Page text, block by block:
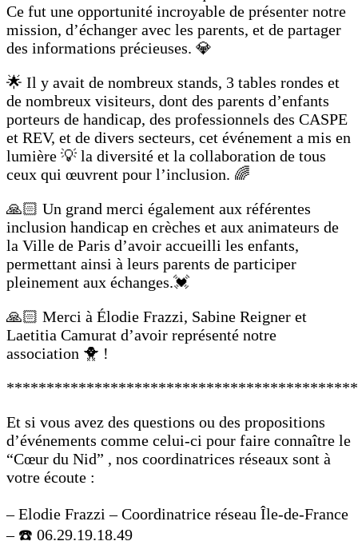
Ce fut une opportunité incroyable de présenter notre
mission, d’échanger avec les parents, et de partager
des informations précieuses. 💎
🌟 Il y avait de nombreux stands, 3 tables rondes et
de nombreux visiteurs, dont des parents d’enfants
porteurs de handicap, des professionnels des CASPE
et REV, et de divers secteurs, cet événement a mis en
lumière 💡 la diversité et la collaboration de tous
ceux qui œuvrent pour l’inclusion. 🌈
🙏🏻 Un grand merci également aux référentes
inclusion handicap en crèches et aux animateurs de
la Ville de Paris d’avoir accueilli les enfants,
permettant ainsi à leurs parents de participer
pleinement aux échanges.💓
🙏🏻 Merci à Élodie Frazzi, Sabine Reigner et
Laetitia Camurat d’avoir représenté notre
association 🐥 !
Et si vous avez des questions ou des propositions
d’événements comme celui-ci pour faire connaître le
“Cœur du Nid” , nos coordinatrices réseaux sont à
votre écoute :
– Elodie Frazzi – Coordinatrice réseau Île-de-France
– ☎️ 06.29.19.18.49